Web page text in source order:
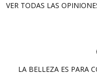
VER TODAS LAS
LA BELLEZA ES PARA